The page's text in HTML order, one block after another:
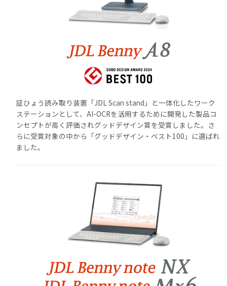
証ひょう読み取り装置「JDL Scan stand」と一体化したワーク
ステーションとして、AI-OCRを活用するために開発した製品コ
ンセプトが高く評価されグッドデザイン賞を受賞しました。さ
らに受賞対象の中から「グッドデザイン・ベスト100」に選ばれ
ました。